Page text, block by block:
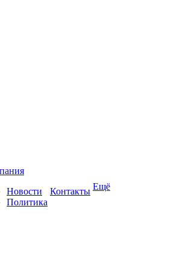
Новости
Политика
Контакты Ещё